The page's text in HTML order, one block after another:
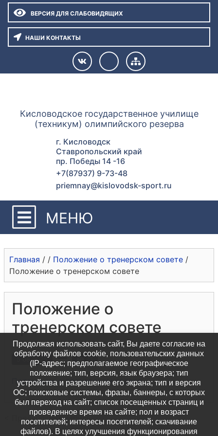
ВЕРСИЯ ДЛЯ СЛАБОВИДЯЩИХ
НАШИ КОНТАКТЫ
Кисловодское государственное училище
(техникум) олимпийского резерва
г. Кисловодск
Ставропольский край
пр. Победы 14 -16
+7(87937) 9-73-48
priemnay@kislovodsk-sport.ru
МЕНЮ
Главная / / Положение о тренерском совете /
Положение о тренерском совете
Положение о
тренерском совете
5 08 2025
Положение о тренерском совете
< Предыдущая запись
Продолжая использовать сайт, Вы даете согласие на
обработку файлов cookie, пользовательских данных
(IP-адрес; предполагаемое географическое
положение; тип, версия, язык браузера; тип
устройства и разрешение его экрана; тип и версия
ОС; поисковые системы, фразы, баннеры, с которых
был переход на сайт; список посещенных страниц и
проведенное время на сайте; пол и возраст
посетителей; интересы посетителей; скачивание
файлов). В целях улучшения функционирования